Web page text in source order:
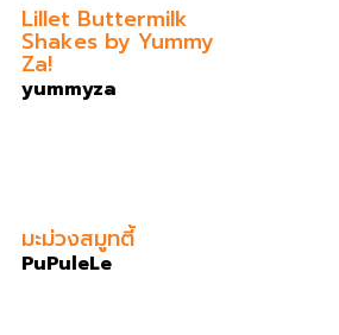
Lillet Buttermilk
Shakes by Yummy
Za!
yummyza
มะม่วงสมูทตี้
PuPuleLe